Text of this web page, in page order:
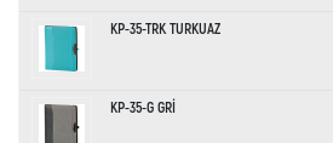
KP-35-TRK TURKUAZ
KP-35-G GRİ